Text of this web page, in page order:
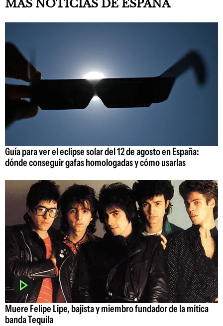
MÁS NOTICIAS DE ESPAÑA
Guía para ver el eclipse solar del 12 de agosto en España:
dónde conseguir gafas homologadas y cómo usarlas
Muere Felipe Lipe, bajista y miembro fundador de la mítica
banda Tequila